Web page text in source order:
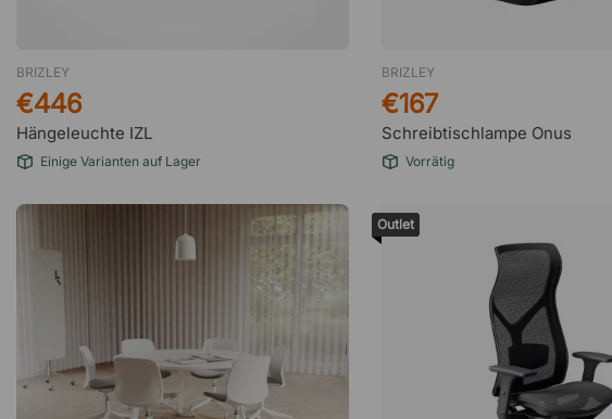
BRIZLEY
Hängeleuchte IZL
€446
Einige Varianten auf Lager
BRIZLEY
Schreibtischlampe Onus
€167
Vorrätig
Outlet